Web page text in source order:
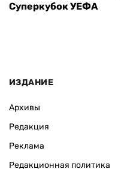
Суперкубок УЕФА
ИЗДАНИЕ
Архивы
Редакция
Реклама
Редакционная политика